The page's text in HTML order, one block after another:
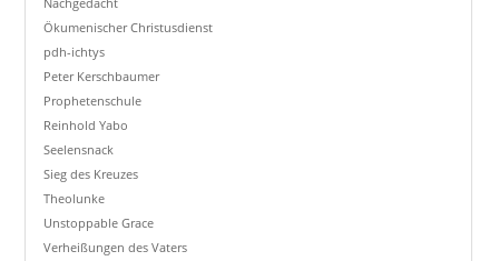
Ökumenischer Christusdienst
pdh-ichtys
Peter Kerschbaumer
Prophetenschule
Reinhold Yabo
Seelensnack
Sieg des Kreuzes
Theolunke
Unstoppable Grace
Verheißungen des Vaters